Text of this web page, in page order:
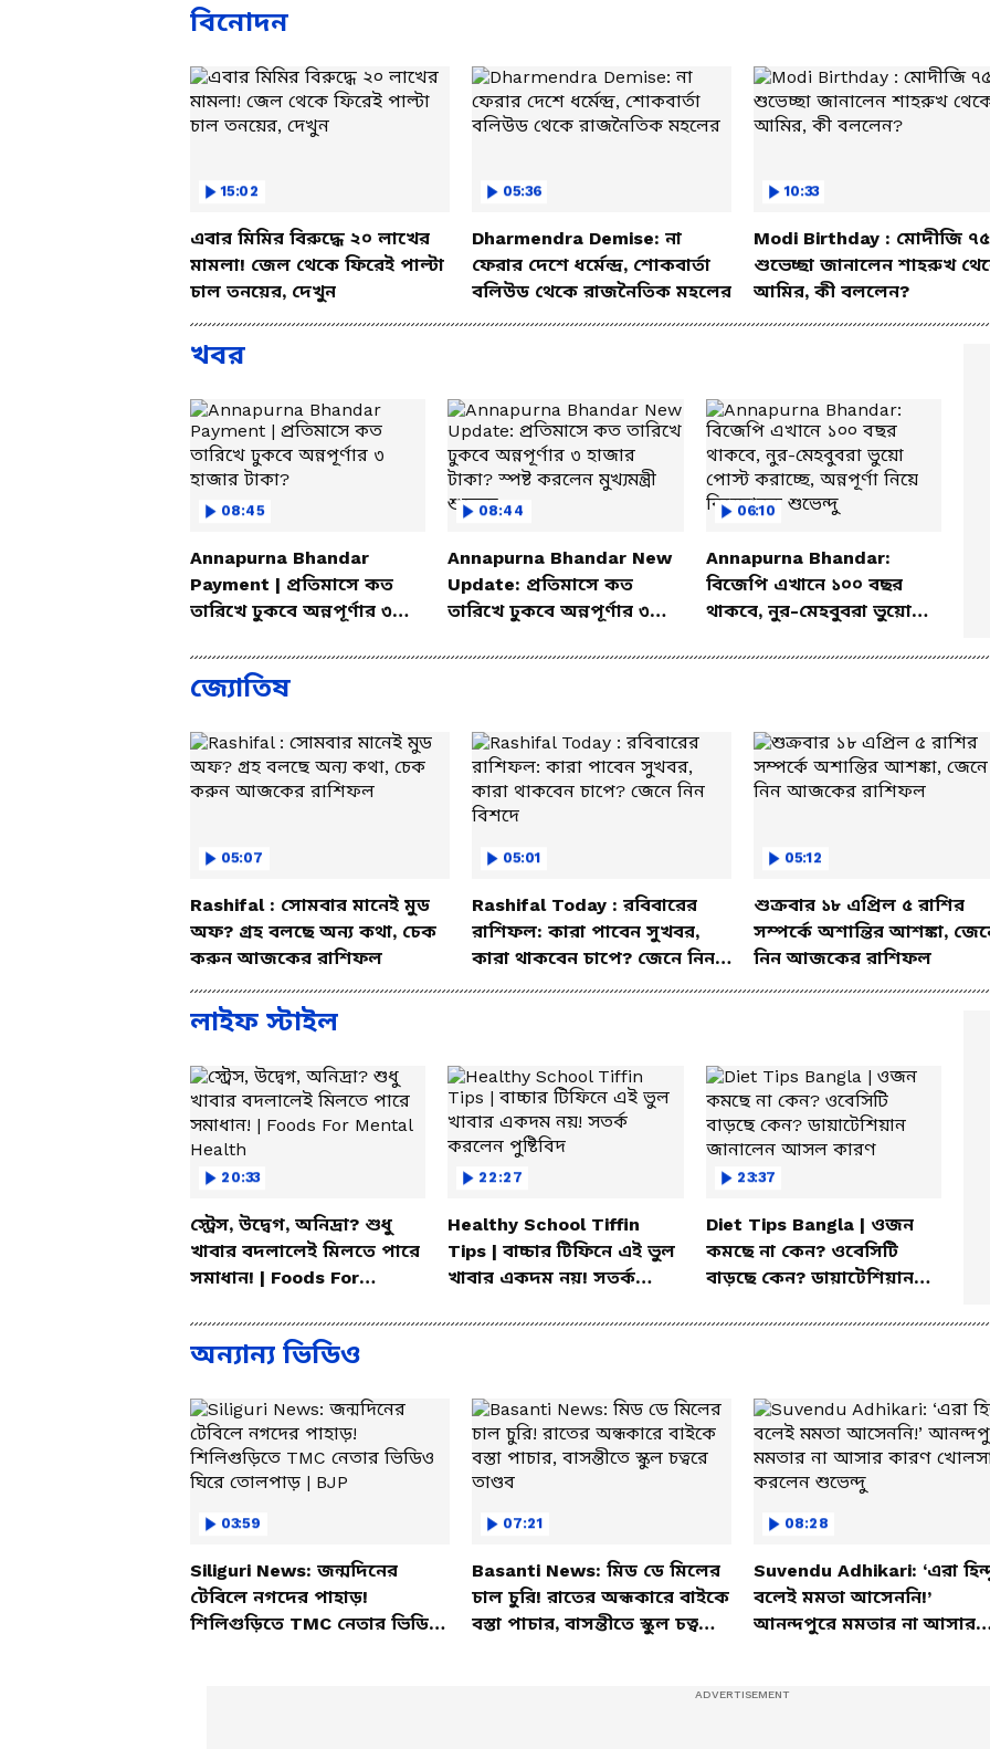
বিনোদন
15:02
এবার মিমির বিরুদ্ধে ২০ লাখের
মামলা! জেল থেকে ফিরেই পাল্টা
চাল তনয়ের, দেখুন
05:36
Dharmendra Demise: না
ফেরার দেশে ধর্মেন্দ্র, শোকবার্তা
বলিউড থেকে রাজনৈতিক মহলের
10:33
Modi Birthday : মোদীজি
শুভেচ্ছা জানালেন শাহরুখ
আমির, কী বললেন?
খবর
08:45
Annapurna Bhandar
Payment | প্রতিমাসে কত
তারিখে ঢুকবে অন্নপূর্ণার ৩
08:44
Annapurna Bhandar New
Update: প্রতিমাসে কত
তারিখে ঢুকবে অন্নপূর্ণার ৩
মুখ্যমন্ত্রী শুভেন্দু
06:10
Annapurna Bhandar:
বিজেপি এখানে ১০০ বছর
থাকবে, নুর-মেহবুবরা ভুয়ো
বিস্ফোরক শুভেন্দু
জ্যোতিষ
05:07
Rashifal : সোমবার মানেই মুড
অফ? গ্রহ বলছে অন্য কথা, চেক
করুন আজকের রাশিফল
05:01
Rashifal Today : রবিবারের
রাশিফল: কারা পাবেন সুখবর,
কারা থাকবেন চাপে? জেনে নিন
05:12
শুক্রবার ১৮ এপ্রিল ৫ রাশির
সম্পর্কে অশান্তির আশঙ্কা,
নিন আজকের রাশিফল
লাইফ স্টাইল
20:33
স্ট্রেস, উদ্বেগ, অনিদ্রা? শুধু
খাবার বদলালেই মিলতে পারে
সমাধান! | Foods For
22:27
Healthy School Tiffin
Tips | বাচ্চার টিফিনে এই ভুল
খাবার একদম নয়! সতর্ক
23:37
Diet Tips Bangla | ওজন
কমছে না কেন? ওবেসিটি
বাড়ছে কেন? ডায়াটেশিয়ান
অন্যান্য ভিডিও
03:59
Siliguri News: জন্মদিনের
টেবিলে নগদের পাহাড়!
শিলিগুড়িতে TMC নেতার ভিডিও
07:21
Basanti News: মিড ডে মিলের
চাল চুরি! রাতের অন্ধকারে বাইকে
বস্তা পাচার, বাসন্তীতে স্কুল চত্বরে
08:28
Suvendu Adhikari: ‘এরা
বলেই মমতা আসেননি!’
আনন্দপুরে মমতার না আসার